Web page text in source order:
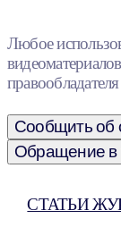
Любое
Сообщить об
Обращение в
СТАТЬИ